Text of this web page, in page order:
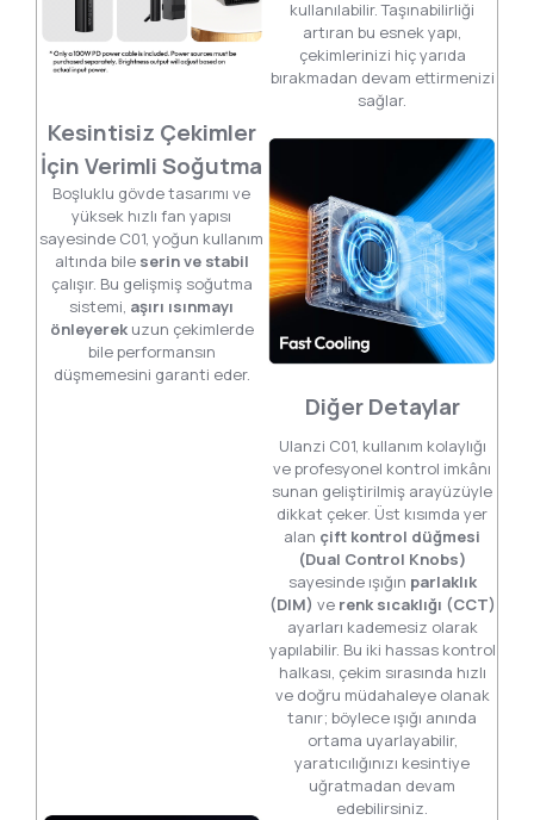
kullanılabilir. Taşınabilirliği
artıran bu esnek yapı,
çekimlerinizi hiç yarıda
bırakmadan devam ettirmenizi
sağlar.
Kesintisiz Çekimler
İçin Verimli Soğutma
Boşluklu gövde tasarımı ve
yüksek hızlı fan yapısı
sayesinde C01, yoğun kullanım
altında bile serin ve stabil
çalışır. Bu gelişmiş soğutma
sistemi, aşırı ısınmayı
önleyerekuzun çekimlerde
bile performansın
düşmemesini garanti eder.
Diğer Detaylar
Ulanzi C01, kullanım kolaylığı
ve profesyonel kontrol imkânı
sunan geliştirilmiş arayüzüyle
dikkat çeker. Üst kısımda yer
alan çift kontrol düğmesi
(Dual Control Knobs)
sayesinde ışığın parlaklık
(DIM) ve renk sıcaklığı (CCT)
ayarları kademesiz olarak
yapılabilir. Bu iki hassas kontrol
halkası, çekim sırasında hızlı
ve doğru müdahaleye olanak
tanır; böylece ışığı anında
ortama uyarlayabilir,
yaratıcılığınızı kesintiye
uğratmadan devam
edebilirsiniz.